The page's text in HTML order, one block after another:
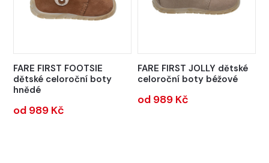
FARE FIRST FOOTSIE
dětské celoroční boty
hnědé
od 989 Kč
FARE FIRST JOLLY dětské
celoroční boty béžové
od 989 Kč